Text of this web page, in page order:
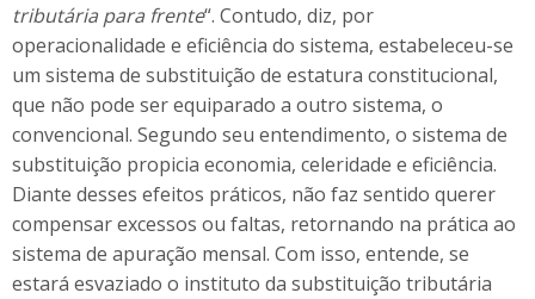
tributária para frente“. Contudo, diz, por
operacionalidade e eficiência do sistema, estabeleceu-se
um sistema de substituição de estatura constitucional,
que não pode ser equiparado a outro sistema, o
convencional. Segundo seu entendimento, o sistema de
substituição propicia economia, celeridade e eficiência.
Diante desses efeitos práticos, não faz sentido querer
compensar excessos ou faltas, retornando na prática ao
sistema de apuração mensal. Com isso, entende, se
estará esvaziado o instituto da substituição tributária